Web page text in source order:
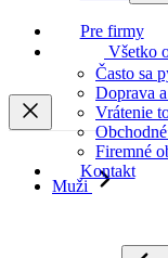
Pre firmy
Všetko
Často sa
Doprava
Vrátenie
Firemné
Kontakt
Muži